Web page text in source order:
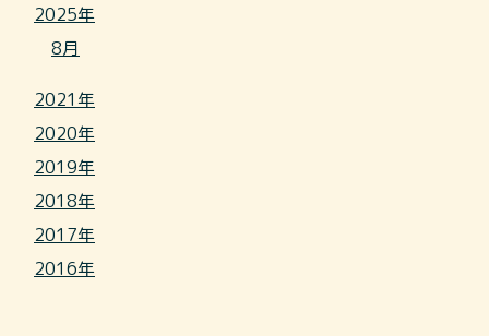
2025年
8月
2021年
2020年
2019年
2018年
2017年
2016年